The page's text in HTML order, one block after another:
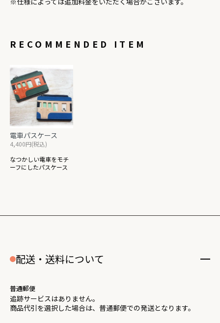
RECOMMENDED ITEM
電車パスケース
4,400円(税込)
なつかしい電車をモチ
ーフにしたパスケース
配送・送料について
普通郵便
追跡サービスはありません。
商品代引を選択した場合は、普通郵便での発送となります。